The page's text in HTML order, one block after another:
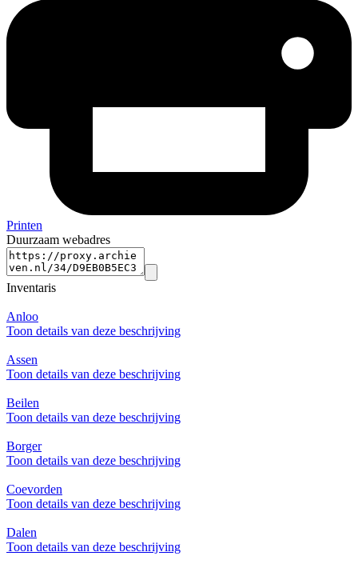
Printen
Duurzaam webadres
Inventaris
Anloo
Toon details van deze beschrijving
Assen
Toon details van deze beschrijving
Beilen
Toon details van deze beschrijving
Borger
Toon details van deze beschrijving
Coevorden
Toon details van deze beschrijving
Dalen
Toon details van deze beschrijving